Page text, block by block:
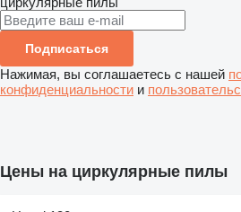
Подписаться
Нажимая, вы соглашаетесь с нашей
конфиденциальности и
Цены на циркулярные пилы